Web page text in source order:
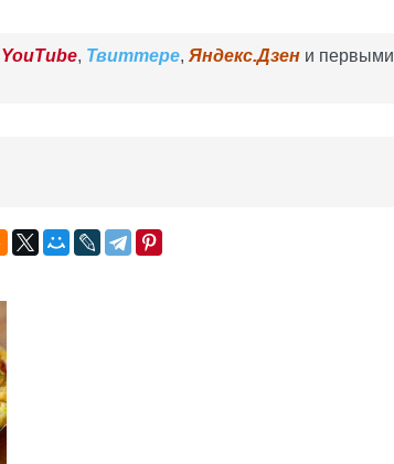
YouTube, Твиттере, Яндекс.Дзен и первыми